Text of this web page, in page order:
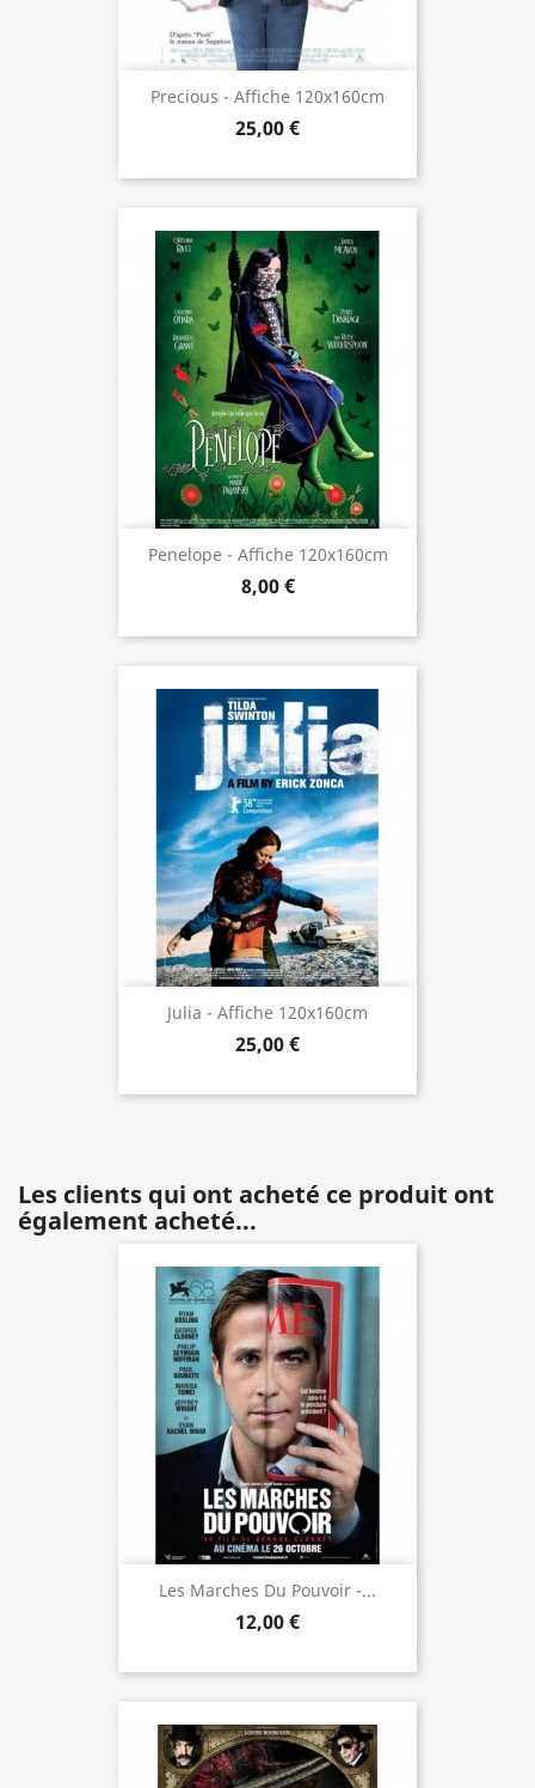
Precious - Affiche 120x160cm
25,00 €
Penelope - Affiche 120x160cm
8,00 €
Julia - Affiche 120x160cm
25,00 €
Les clients qui ont acheté ce produit ont
également acheté...
Les Marches Du Pouvoir -...
12,00 €